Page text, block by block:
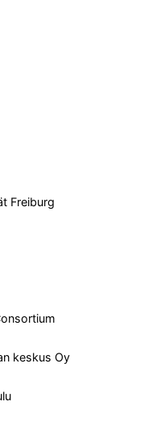
Freiburg
keskus Oy